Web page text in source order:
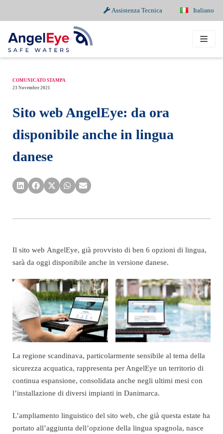
Assistenza Tecnica Italiano
al
contenuto
COMUNICATO STAMPA
23 Novembre 2021
Sito web AngelEye: da ora
disponibile anche in lingua
danese
Il sito web AngelEye, già provvisto di ben 6 opzioni di lingua,
sarà da oggi disponibile anche in versione danese.
La regione scandinava, particolarmente sensibile al tema della
sicurezza acquatica, rappresenta per AngelEye un territorio di
continua espansione, consolidata anche negli ultimi mesi con
l’installazione di diversi impianti in Danimarca.
L’ampliamento linguistico del sito web, che già questa estate ha
portato all’aggiunta dell’opzione della lingua spagnola, nasce